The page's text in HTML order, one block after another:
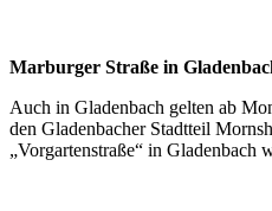
Marburger Straße in
Auch in Gladenbach gelten ab
den Gladenbacher Stadtteil
„Vorgartenstraße“ in